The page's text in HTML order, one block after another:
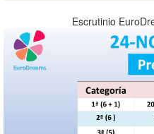
Escrutinio